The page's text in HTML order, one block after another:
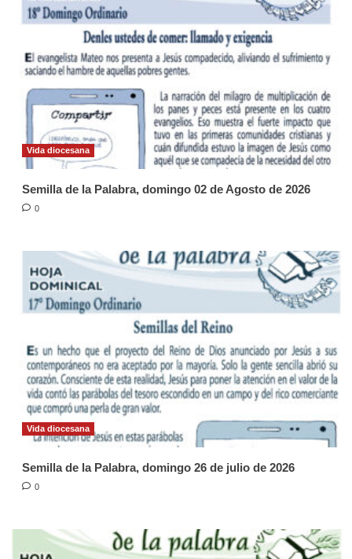
Vida diocesana
Semilla de la Palabra, domingo 02 de Agosto de 2026
0
Vida diocesana
Semilla de la Palabra, domingo 26 de julio de 2026
0